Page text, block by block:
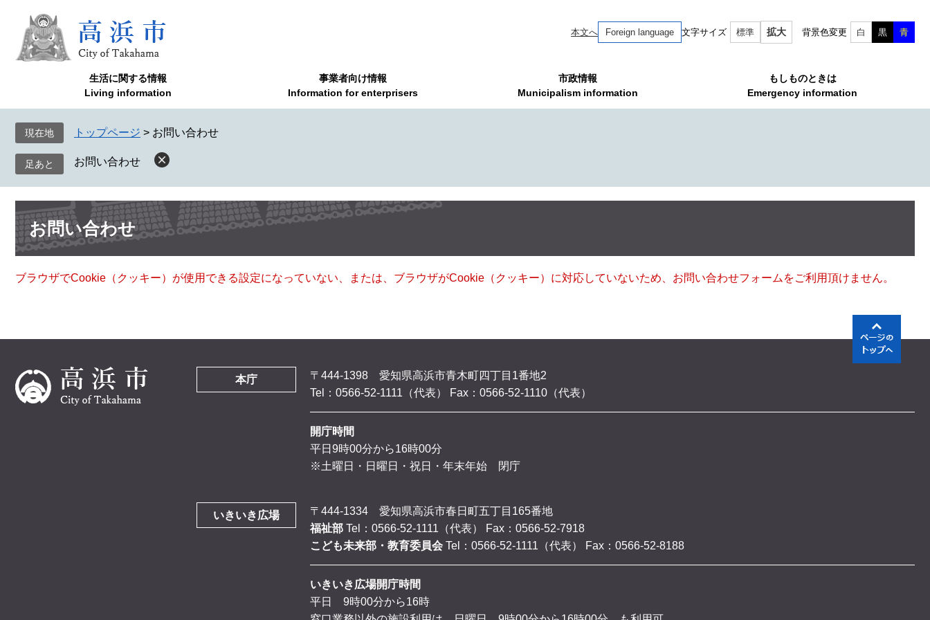
で
ば
へ
本文へ Foreign language 文字サイズ 標準 拡大 背景色変更 白 黒 青
生活に関する情報
Living information
事業者向け情報
Information for enterprisers
市政情報
Municipalism information
もしものときは
Emergency information
現在地 トップページ > お問い合わせ
お問い合わせ
本
文 お問い合わせ
ブラウザでCookie（クッキー）が使用できる設定になっていない、または、ブラウザがCookie（クッキー）に対応していないため、お問い合わせフォームをご利用頂けません。
本庁
〒444-1398 愛知県高浜市青木町四丁目1番地2
Tel：0566-52-1111（代表）
Fax：0566-52-1110（代表）
開庁時間
平日9時00分から16時00分
※土曜日・日曜日・祝日・年末年始 閉庁
いきいき広場
〒444-1334 愛知県高浜市春日町五丁目165番地
福祉部 Tel：0566-52-1111（代表）
Fax：0566-52-7918
こども未来部・教育委員会 Tel：0566-52-1111（代表） Fax：0566-52-8188
いきいき広場開庁時間
平日 9時00分から16時